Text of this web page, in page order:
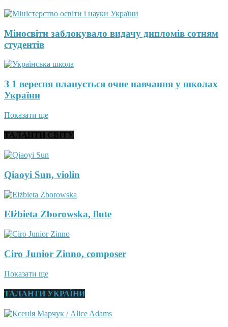
Міносвіти заблокувало видачу дипломів сотням
студентів
З 1 вересня планується очне навчання у школах
України
Показати ще
ТАЛАНТИ СВІТУ
Qiaoyi Sun, violin
Elżbieta Zborowska, flute
Ciro Junior Zinno, composer
Показати ще
ТАЛАНТИ УКРАЇНИ